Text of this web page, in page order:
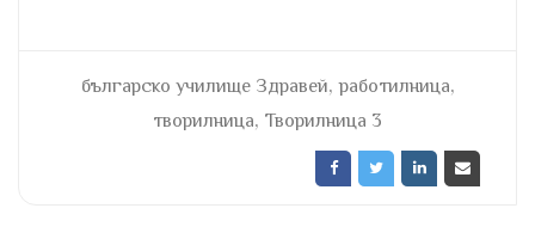
българско училище Здравей,работилница,
творилница, Творилница 3